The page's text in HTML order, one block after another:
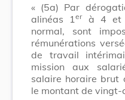
« (5a) Par
alinéas 1erà 4 et
normal, sont
rémunérations
de travail
mission aux
salaire horaire brut
le montant de vingt-